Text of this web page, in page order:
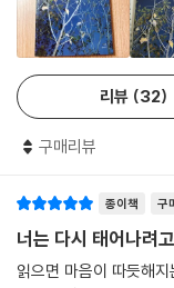
리뷰 32
구매리뷰
종이책 구
너는 다시 태어나려
읽으면 마음이 따듯해